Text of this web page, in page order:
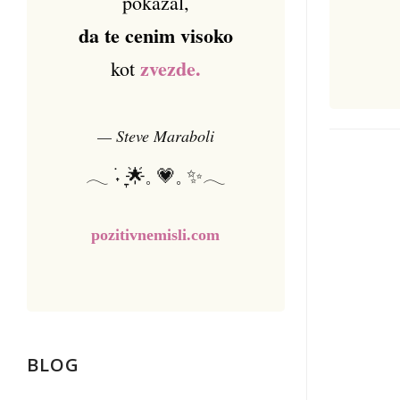
da te cenim visoko
kot zvezde.
— Steve Maraboli
𓂃 ࣪˖ ִֶָ🌟𓈒 💗𓈒 ✨𓂃
pozitivnemisli.com
BLOG